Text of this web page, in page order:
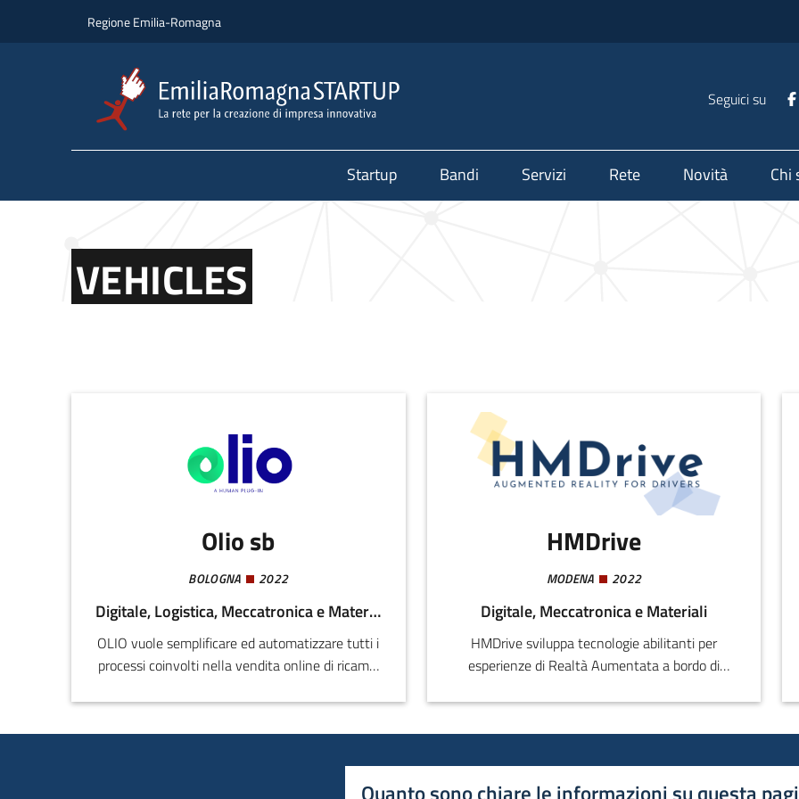
Regione Emilia-Romagna
Seguici su
Startup Bandi Servizi Rete Novità Chi
VEHICLES
Olio sb
BOLOGNA 2022
Digitale, Logistica, Meccatronica e Materiali
OLIO vuole semplificare ed automatizzare tutti i
processi coinvolti nella vendita online di ricambi
partner una soluzione unica e specializzata per
l’integrazione delle proprie scorte di magazzino
HMDrive
MODENA 2022
Digitale, Meccatronica e Materiali
HMDrive sviluppa tecnologie abilitanti per
esperienze di Realtà Aumentata a bordo di
sistema hardware/software che permette di
utilizzare occhiali olografici (trasparenti) come